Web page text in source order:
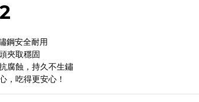
鋼安全耐用
夾取穩固
腐蝕，持久不生鏽
，吃得更安心！